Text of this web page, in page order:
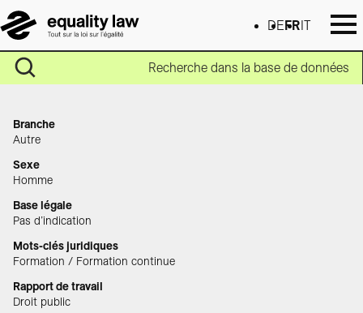
DE FR IT
Recherche dans la base de données
Branche
Autre
Sexe
Homme
Base légale
Pas d’indication
Mots-clés juridiques
Formation / Formation continue
Rapport de travail
Droit public